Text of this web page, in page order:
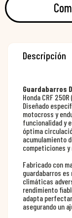
Descripción
Guardabarros
Honda CRF
Diseñado
motocross y
funcionalidad y
óptima
acumulamiento
competiciones
Fabricado con
guardabarros
climáticas
rendimiento
adapta
asegurando un